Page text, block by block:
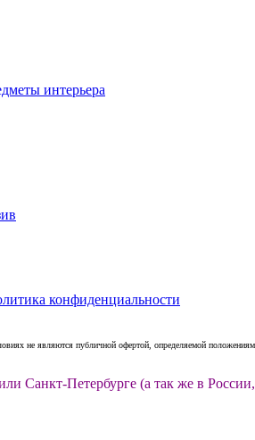
интерьера
конфиденциальности
не являются публичной офертой, определяемой
Санкт-Петербурге (а так же в